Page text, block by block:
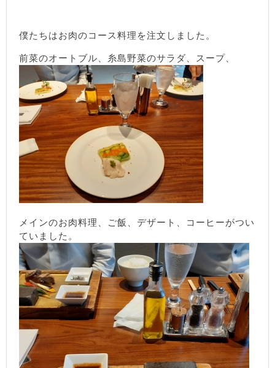
僕たちはお肉のコース料理を注文しました。
前菜のオートブル、糸島野菜のサラダ、スープ、
メインのお肉料理、ご飯、デザート、コーヒーがつい
ていました。